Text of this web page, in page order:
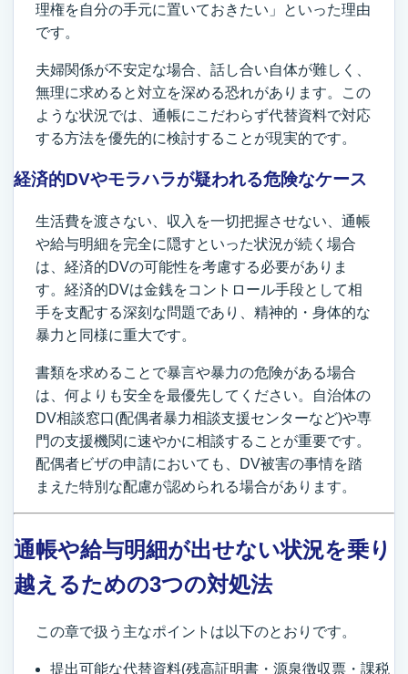
理権を自分の手元に置いておきたい」といった理由
です。
夫婦関係が不安定な場合、話し合い自体が難しく、
無理に求めると対立を深める恐れがあります。この
ような状況では、通帳にこだわらず代替資料で対応
する方法を優先的に検討することが現実的です。
経済的DVやモラハラが疑われる危険なケース
生活費を渡さない、収入を一切把握させない、通帳
や給与明細を完全に隠すといった状況が続く場合
は、経済的DVの可能性を考慮する必要がありま
す。経済的DVは金銭をコントロール手段として相
手を支配する深刻な問題であり、精神的・身体的な
暴力と同様に重大です。
書類を求めることで暴言や暴力の危険がある場合
は、何よりも安全を最優先してください。自治体の
DV相談窓口(配偶者暴力相談支援センターなど)や専
門の支援機関に速やかに相談することが重要です。
配偶者ビザの申請においても、DV被害の事情を踏
まえた特別な配慮が認められる場合があります。
通帳や給与明細が出せない状況を乗り
越えるための3つの対処法
この章で扱う主なポイントは以下のとおりです。
提出可能な代替資料(残高証明書・源泉徴収票・課税